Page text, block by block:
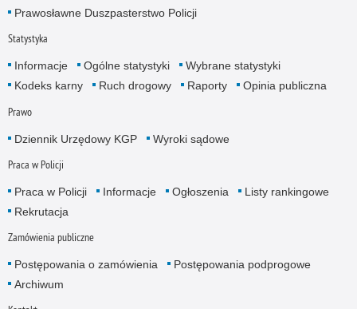
Prawosławne Duszpasterstwo Policji
Statystyka
Informacje Ogólne statystyki
Wybrane statystyki
Kodeks karny
Ruch drogowy Raporty Opinia publiczna
Prawo
Dziennik Urzędowy KGP Wyroki sądowe
Praca w Policji
Praca w Policji Informacje Ogłoszenia
Listy rankingowe
Rekrutacja
Zamówienia publiczne
Postępowania o zamówienia
Postępowania podprogowe
Archiwum